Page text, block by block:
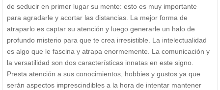
de seducir en primer lugar su mente: esto es muy importante
para agradarle y acortar las distancias. La mejor forma de
atraparlo es captar su atención y luego generarle un halo de
profundo misterio para que te crea irresistible. La intelectualidad
es algo que le fascina y atrapa enormemente. La comunicación y
la versatilidad son dos características innatas en este signo.
Presta atención a sus conocimientos, hobbies y gustos ya que
serán aspectos imprescindibles a la hora de intentar mantener